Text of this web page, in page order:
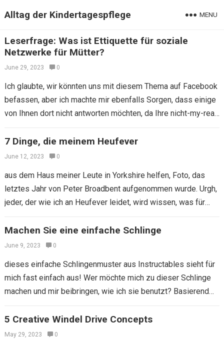
Alltag der Kindertagespflege MENU
Leserfrage: Was ist Ettiquette für soziale
Netzwerke für Mütter?
June 29, 2023 0
Ich glaubte, wir könnten uns mit diesem Thema auf Facebook
befassen, aber ich machte mir ebenfalls Sorgen, dass einige
von Ihnen dort nicht antworten möchten, da Ihre nicht-my-real-
7 Dinge, die meinem Heufever
June 12, 2023 0
aus dem Haus meiner Leute in Yorkshire helfen, Foto, das
letztes Jahr von Peter Broadbent aufgenommen wurde. Urgh,
jeder, der wie ich an Heufever leidet, wird wissen, was für
Machen Sie eine einfache Schlinge
June 9, 2023 0
dieses einfache Schlingenmuster aus Instructables sieht für
mich fast einfach aus! Wer möchte mich zu dieser Schlinge
machen und mir beibringen, wie ich sie benutzt? Basierend
5 Creative Windel Drive Concepts
May 29, 2023 0